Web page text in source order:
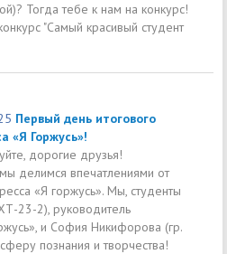
Тогда тебе к нам на конкурс!
"Самый красивый студент
Первый день итогового
«Я Горжусь»!
дорогие друзья!
делимся впечатлениями от
«Я горжусь». Мы, студенты
23-2), руководитель
и София Никифорова (гр.
познания и творчества!